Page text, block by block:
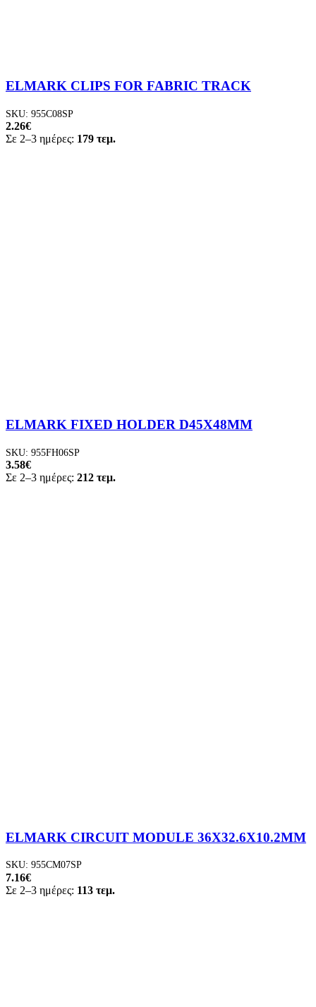
ELMARK CLIPS FOR FABRIC TRACK
SKU: 955C08SP
2.26€
Σε 2–3 ημέρες: 179 τεμ.
ELMARK FIXED HOLDER D45X48MM
SKU: 955FH06SP
3.58€
Σε 2–3 ημέρες: 212 τεμ.
ELMARK CIRCUIT MODULE 36X32.6X10.2MM
SKU: 955CM07SP
7.16€
Σε 2–3 ημέρες: 113 τεμ.